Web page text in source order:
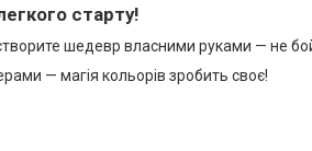
старту!
шедевр власними руками — не
— магія кольорів зробить своє!